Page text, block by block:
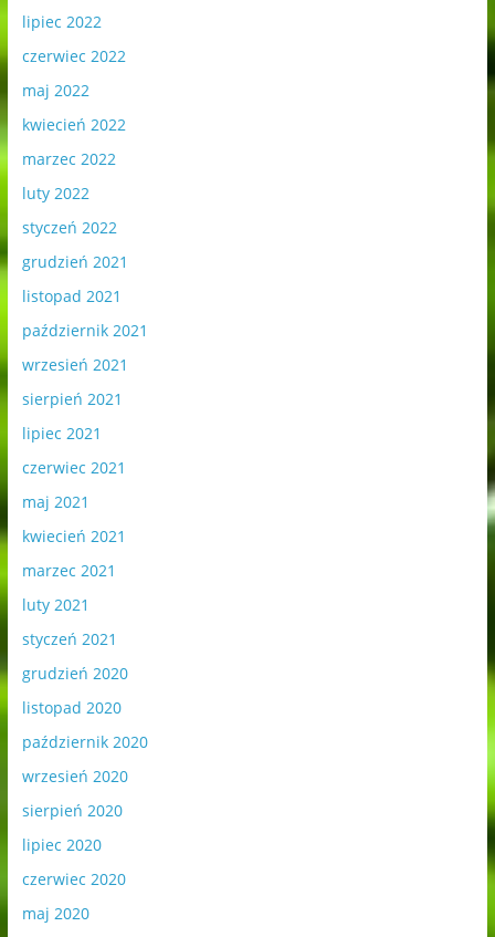
lipiec 2022
czerwiec 2022
maj 2022
kwiecień 2022
marzec 2022
luty 2022
styczeń 2022
grudzień 2021
listopad 2021
październik 2021
wrzesień 2021
sierpień 2021
lipiec 2021
czerwiec 2021
maj 2021
kwiecień 2021
marzec 2021
luty 2021
styczeń 2021
grudzień 2020
listopad 2020
październik 2020
wrzesień 2020
sierpień 2020
lipiec 2020
czerwiec 2020
maj 2020